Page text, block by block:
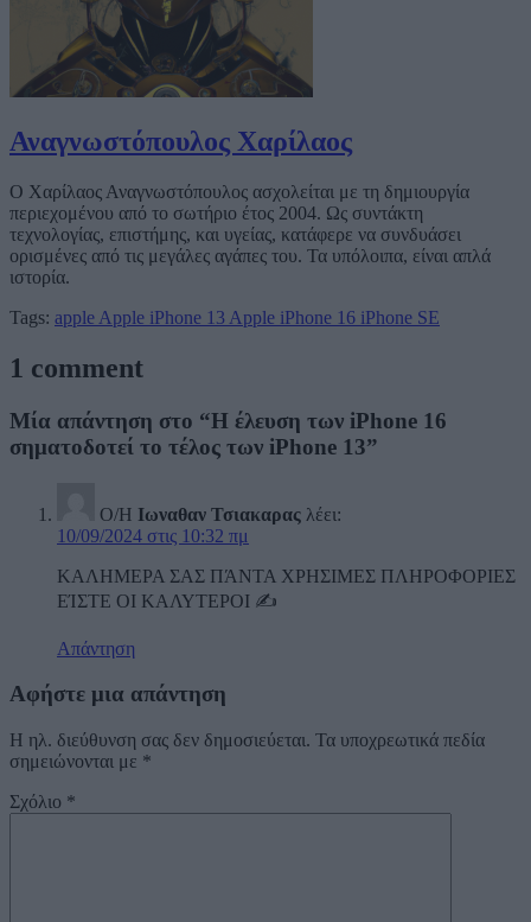
Αναγνωστόπουλος Χαρίλαος
Ο Χαρίλαος Αναγνωστόπουλος ασχολείται με τη δημιουργία
περιεχομένου από το σωτήριο έτος 2004. Ως συντάκτη
τεχνολογίας, επιστήμης, και υγείας, κατάφερε να συνδυάσει
ορισμένες από τις μεγάλες αγάπες του. Τα υπόλοιπα, είναι απλά
ιστορία.
Tags: apple Apple iPhone 13 Apple iPhone 16 iPhone SE
1 comment
Μία απάντηση στο “Η έλευση των iPhone 16
σηματοδοτεί το τέλος των iPhone 13”
Ο/Η Ιωναθαν Τσιακαρας λέει:
10/09/2024 στις 10:32 πμ
ΚΑΛΗΜΕΡΑ ΣΑΣ ΠΆΝΤΑ ΧΡΗΣΙΜΕΣ ΠΛΗΡΟΦΟΡΙΕΣ
ΕΊΣΤΕ ΟΙ ΚΑΛΥΤΕΡΟΙ ✍️
Απάντηση
Αφήστε μια απάντηση
Η ηλ. διεύθυνση σας δεν δημοσιεύεται. Τα υποχρεωτικά πεδία
σημειώνονται με *
Σχόλιο *